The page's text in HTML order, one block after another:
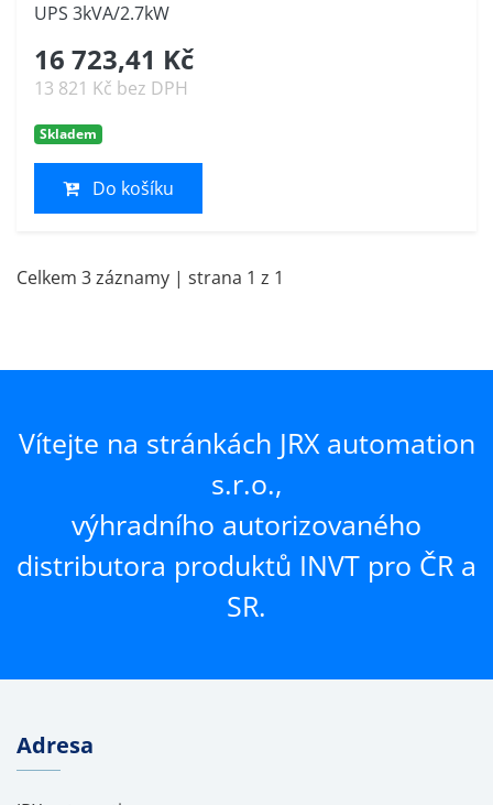
UPS 3kVA/2.7kW
16 723,41 Kč
13 821 Kč bez DPH
Skladem
Do košíku
Celkem 3 záznamy | strana 1 z 1
Vítejte na stránkách JRX automation
s.r.o.,
výhradního autorizovaného
distributora produktů INVT pro ČR a
SR.
Adresa